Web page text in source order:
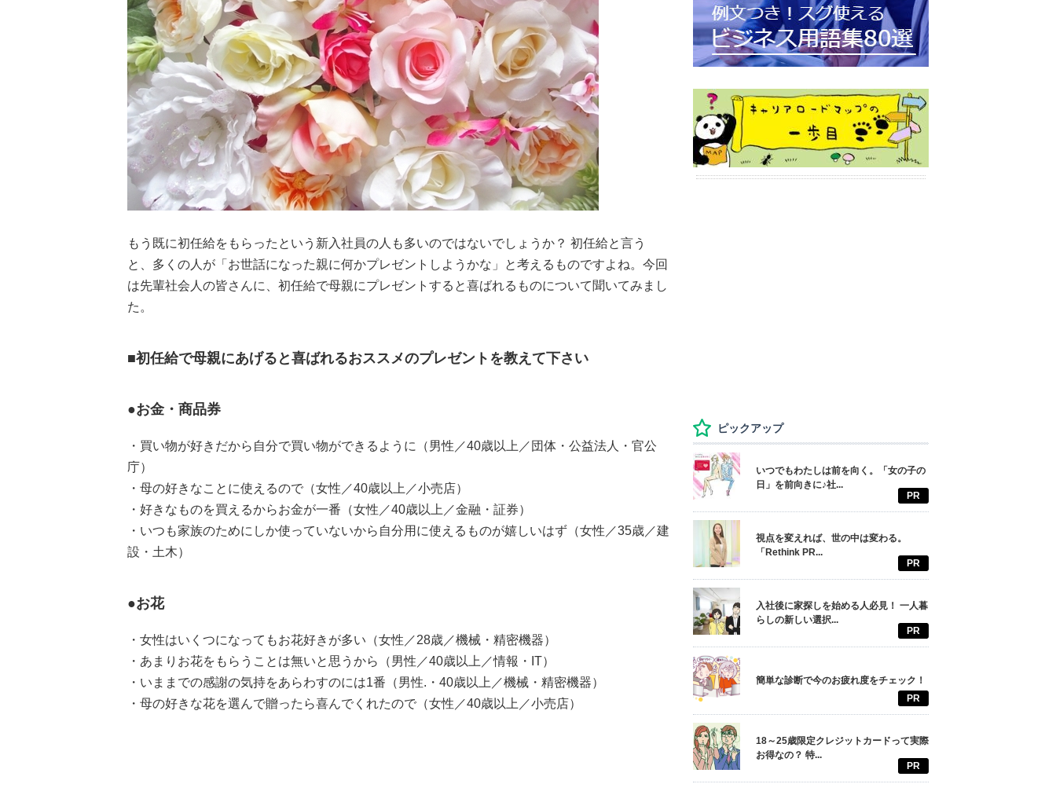
もう既に初任給をもらったという新入社員の人も多いのではないでしょうか？ 初任給と言う
と、多くの人が「お世話になった親に何かプレゼントしようかな」と考えるものですよね。今回
は先輩社会人の皆さんに、初任給で母親にプレゼントすると喜ばれるものについて聞いてみまし
た。
■初任給で母親にあげると喜ばれるおススメのプレゼントを教えて下さい
●お金・商品券
・買い物が好きだから自分で買い物ができるように（男性／40歳以上／団体・公益法人・官公
庁）
・母の好きなことに使えるので（女性／40歳以上／小売店）
・好きなものを買えるからお金が一番（女性／40歳以上／金融・証券）
・いつも家族のためにしか使っていないから自分用に使えるものが嬉しいはず（女性／35歳／建
設・土木）
●お花
・女性はいくつになってもお花好きが多い（女性／28歳／機械・精密機器）
・あまりお花をもらうことは無いと思うから（男性／40歳以上／情報・IT）
・いままでの感謝の気持をあらわすのには1番（男性.・40歳以上／機械・精密機器）
・母の好きな花を選んで贈ったら喜んでくれたので（女性／40歳以上／小売店）
ピックアップ
いつでもわたしは前を向く。「女の子の
日」を前向きに♪社...
PR
視点を変えれば、世の中は変わる。
「Rethink PR...
PR
入社後に家探しを始める人必見！ 一人暮
らしの新しい選択...
PR
簡単な診断で今のお疲れ度をチェック！
PR
18～25歳限定クレジットカードって実際
お得なの？ 特...
PR